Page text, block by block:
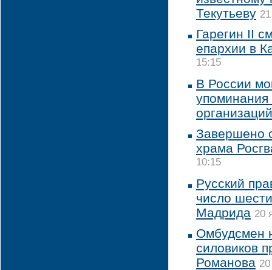
Текутьеву
Гарегин II
епархии в
15:15
В России
организаций
Завершено
храма
10:15
Русский
число
Мадрида 20
Омбудсмен
силовиков
Романова